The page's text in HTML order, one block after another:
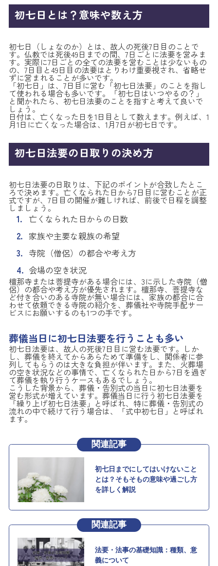
初七日とは？意味や数え方
初七日（しょなのか）とは、故人の死後7日目のことで
す。仏教では死後49日までの間、7日ごとに法要を営みま
す。実際に7日ごとの全ての法要を営むことは少ないもの
の、7日目と49日目の法要はとりわけ重要視され、省略せ
ずに営まれることが多いです。
「初七日」は、7日目に営む「初七日法要」のことを指し
て使われる場合も多いです。「初七日はいつやるの？」
と聞かれたら、初七日法要のことを指すと考えて良いで
しょう。
日付は、亡くなった日を1日目として数えます。例えば、1
月1日に亡くなった場合は、1月7日が初七日です。
初七日法要の日取りの決め方
初七日法要の日取りは、下記のポイントが合致したとこ
ろで決めます。亡くなられた日から7日目に営むことが正
式ですが、7日目の開催が難しければ、前後で日程を調整
しましょう。
亡くなられた日からの日数
家族や主要な親族の希望
寺院（僧侶）の都合や考え方
会場の空き状況
檀那寺または菩提寺がある場合には、3に示した寺院（僧
侶）の都合や考え方が優先されます。檀那寺、菩提寺な
ど付き合いのある寺院が無い場合には、家族の都合に合
わせて依頼できる寺院の紹介を、葬儀社や寺院手配サー
ビスにお願いするのも1つの手です。
葬儀当日に初七日法要を行うことも多い
初七日法要は、故人の死後7日目に営む法要です。しか
し、葬儀を終えてからあらためて準備をし、関係者に参
列してもらうのは大きな負担が伴います。また、火葬場
の空き状況などの事情で、亡くなられた日から7日を過ぎ
て葬儀を執り行うケースもあるでしょう。
こうした背景から、葬儀・告別式の当日に初七日法要を
営む形式が増えています。葬儀当日に行う初七日法要を
「繰り上げ初七日法要」と呼ばれ、特に葬儀・告別式の
流れの中で続けて行う場合は、「式中初七日」と呼ばれ
ます。